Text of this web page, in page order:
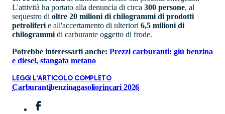
L'attività ha portato alla denuncia di circa 300 persone, al
sequestro di oltre 20 milioni di chilogrammi di prodotti
petroliferi e all'accertamento di ulteriori 6,5 milioni di
chilogrammi di carburante oggetto di frode.
Potrebbe interessarti anche: Prezzi carburanti: giù benzina
e diesel, stangata metano
LEGGI L'ARTICOLO COMPLETO
Carburantibenzinagasoliorincari 2026